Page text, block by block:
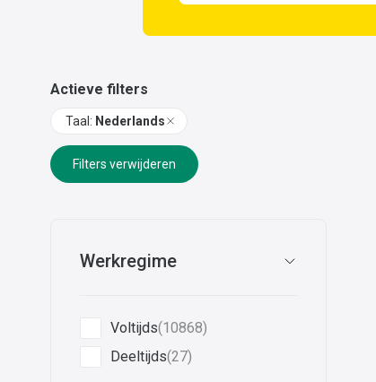
Actieve filters
Taal : Nederlands
Filters verwijderen
Werkregime
Voltijds(10868)
Deeltijds(27)